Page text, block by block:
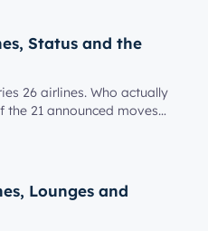
Status and the
26 airlines. Who actually
21 announced moves
Lounges and